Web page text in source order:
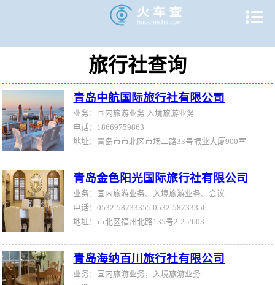

旅行社查询
青岛中航国际旅行社有限公司
业务：国内旅游业务 入境旅游业务
电话：18669759863
地址：青岛市市北区市场二路33号振业大厦900室
青岛金色阳光国际旅行社有限公司
业务：国内旅游业务、入境旅游业务、会议
电话：0532-58733355 0532-58733356
地址：市北区福州北路135号2-2-2603
青岛海纳百川旅行社有限公司
业务：国内旅游业务，入境旅游业务